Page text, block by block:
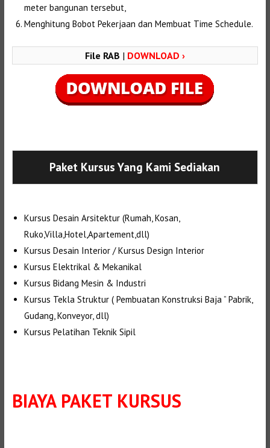
meter bangunan tersebut,
Menghitung Bobot Pekerjaan dan Membuat Time Schedule.
File RAB | DOWNLOAD ›
Paket Kursus Yang Kami Sediakan
Kursus Desain Arsitektur (Rumah, Kosan,
Ruko,Villa,Hotel,Apartement,dll)
Kursus Desain Interior / Kursus Design Interior
Kursus Elektrikal & Mekanikal
Kursus Bidang Mesin & Industri
Kursus Tekla Struktur ( Pembuatan Konstruksi Baja ” Pabrik,
Gudang, Konveyor, dll)
Kursus Pelatihan Teknik Sipil
BIAYA PAKET KURSUS